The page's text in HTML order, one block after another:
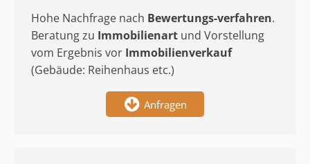
Hohe Nachfrage nach Bewertungs-verfahren.
Beratung zu Immobilienart und Vorstellung
vom Ergebnis vor Immobilienverkauf
(Gebäude: Reihenhaus etc.)
Anfragen